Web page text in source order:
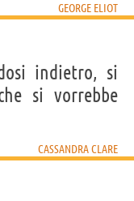
GEORGE ELIOT
indietro, si
si vorrebbe
CASSANDRA CLARE